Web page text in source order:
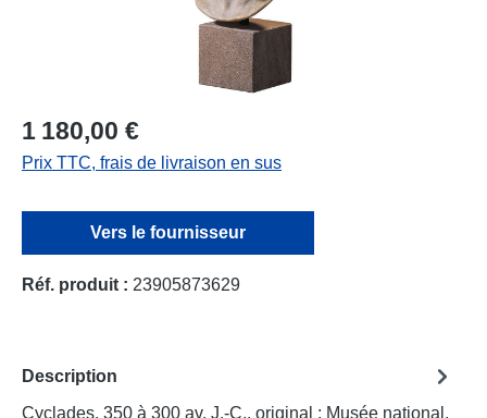
1 180,00 €
Prix TTC, frais de livraison en sus
Vers le fournisseur
Réf. produit : 23905873629
Description
Cyclades, 350 à 300 av. J.-C., original : Musée national,